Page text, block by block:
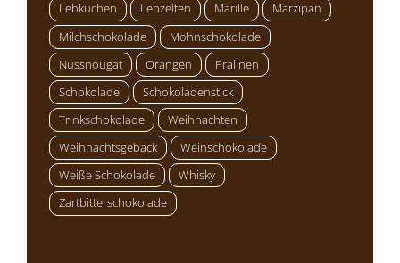
Lebkuchen
Lebzelten Marille
Marzipan
Milchschokolade
Mohnschokolade
Nussnougat
Orangen
Pralinen
Schokolade
Schokoladenstick
Trinkschokolade
Weihnachten
Weihnachtsgebäck
Weinschokolade
Weiße Schokolade
Whisky
Zartbitterschokolade